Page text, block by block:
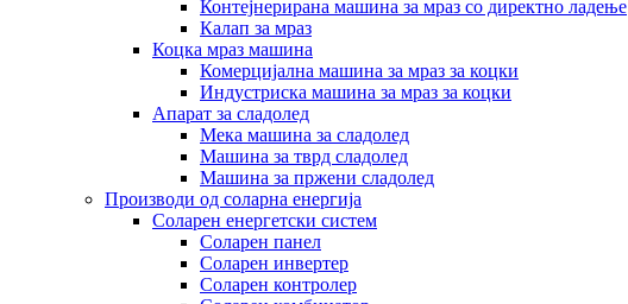
Контејнерирана машина за мраз со директно ладење
Калап за мраз
Коцка мраз машина
Комерцијална машина за мраз за коцки
Индустриска машина за мраз за коцки
Апарат за сладолед
Мека машина за сладолед
Машина за тврд сладолед
Машина за пржени сладолед
Производи од соларна енергија
Соларен енергетски систем
Соларен панел
Соларен инвертер
Соларен контролер